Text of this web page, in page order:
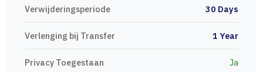
Verwijderingsperiode 30 Days
Verlenging bij Transfer 1 Year
Privacy Toegestaan Ja